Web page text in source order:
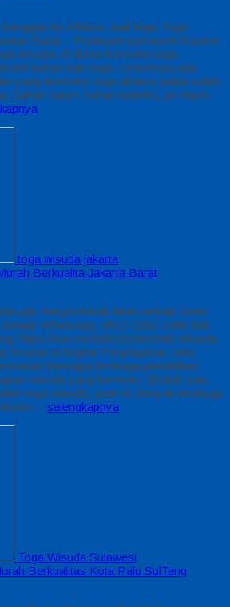
by Alfairuz Jual Baju Toga
Barat – Produsen pemasok busana
wisuda, di dunia konveksi toga
bahan kain toga. Umumnya ada
yang konveksi toga alfairuz pakai salah
bahan saten, bahan beludru, jet-black.
toga wisuda jakarta
Berkualita Jakarta Barat
Harga terbaik Mutu terbaik Demi
WhatsApp: 0812-2282-1060 Klik
https://wa.me/6281222821060 Wisuda
Krusial Di tingkat Penjelajahan Jalur
itulah berbagai lembaga pendidikan
wisuda yang bermutu. ||Salah satu
toga wisuda, saat ini, banyak lembaga
selengkapnya
Toga Wisuda Sulawesi
Berkualitas Kota Palu SulTeng